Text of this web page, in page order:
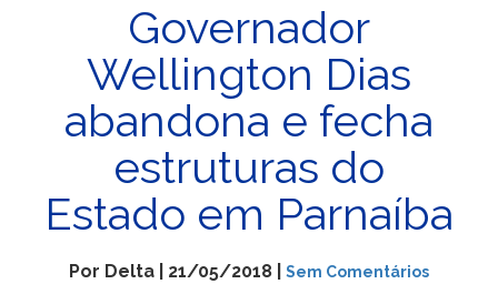
Governador
Wellington Dias
abandona e fecha
estruturas do
Estado em Parnaíba
Por Delta | 21/05/2018 | Sem Comentários